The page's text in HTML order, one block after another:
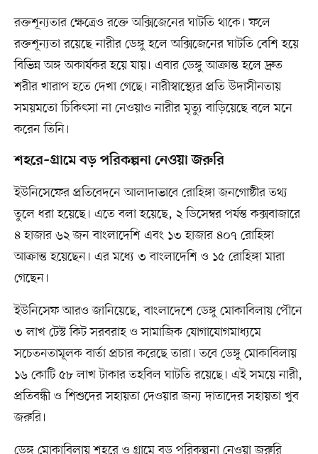
রক্তশূন্যতার ক্ষেত্রেও রক্তে অক্সিজেনের ঘাটতি থাকে। ফলে
রক্তশূন্যতা রয়েছে নারীর ডেঙ্গু হলে অক্সিজেনের ঘাটতি বেশি হয়ে
বিভিন্ন অঙ্গ অকার্যকর হয়ে যায়। এবার ডেঙ্গু আক্রান্ত হলে দ্রুত
শরীর খারাপ হতে দেখা গেছে। নারীস্বাস্থ্যের প্রতি উদাসীনতায়
সময়মতো চিকিৎসা না নেওয়াও নারীর মৃত্যু বাড়িয়েছে বলে মনে
করেন তিনি।
শহরে–গ্রামে বড় পরিকল্পনা নেওয়া জরুরি
ইউনিসেফের প্রতিবেদনে আলাদাভাবে রোহিঙ্গা জনগোষ্ঠীর তথ্য
তুলে ধরা হয়েছে। এতে বলা হয়েছে, ২ ডিসেম্বর পর্যন্ত কক্সবাজারে
৪ হাজার ৬২ জন বাংলাদেশি এবং ১৩ হাজার ৪০৭ রোহিঙ্গা
আক্রান্ত হয়েছেন। এর মধ্যে ৩ বাংলাদেশি ও ১৫ রোহিঙ্গা মারা
গেছেন।
ইউনিসেফ আরও জানিয়েছে, বাংলাদেশে ডেঙ্গু মোকাবিলায় পৌনে
৩ লাখ টেস্ট কিট সরবরাহ ও সামাজিক যোগাযোগমাধ্যমে
সচেতনতামূলক বার্তা প্রচার করেছে তারা। তবে ডেঙ্গু মোকাবিলায়
১৬ কোটি ৫৮ লাখ টাকার তহবিল ঘাটতি রয়েছে। এই সময়ে নারী,
প্রতিবন্ধী ও শিশুদের সহায়তা দেওয়ার জন্য দাতাদের সহায়তা খুব
জরুরি।